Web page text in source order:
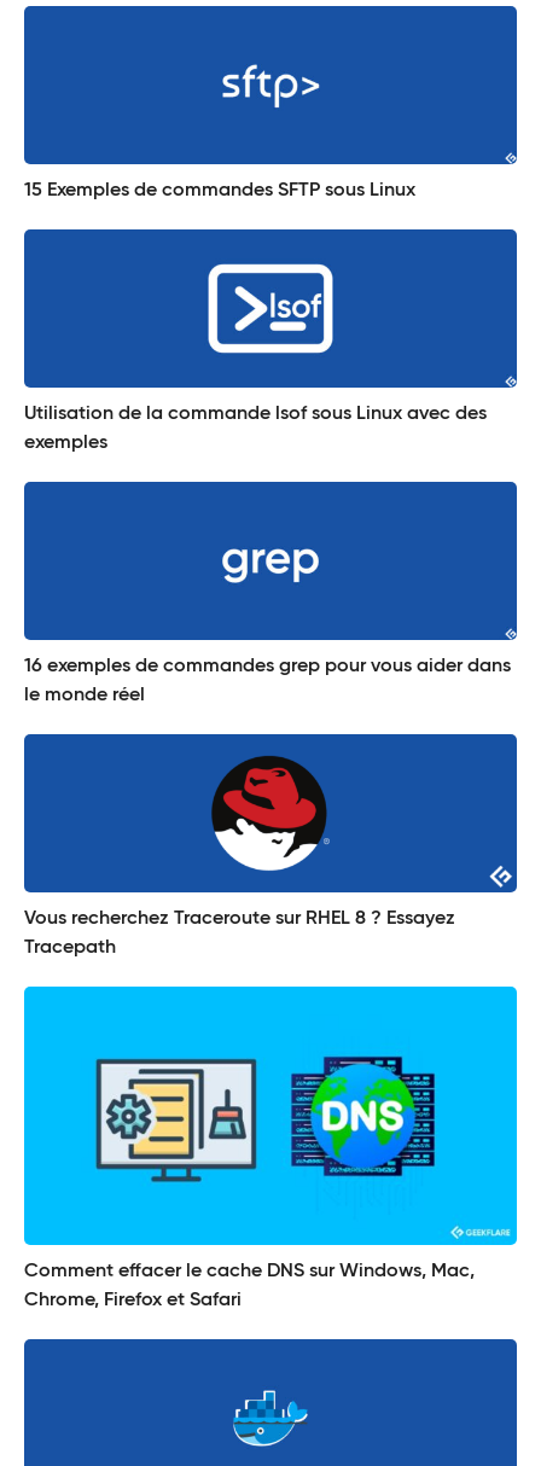
15 Exemples de commandes SFTP sous Linux
Utilisation de la commande lsof sous Linux avec des
exemples
16 exemples de commandes grep pour vous aider dans
le monde réel
Vous recherchez Traceroute sur RHEL 8 ? Essayez
Tracepath
Comment effacer le cache DNS sur Windows, Mac,
Chrome, Firefox et Safari